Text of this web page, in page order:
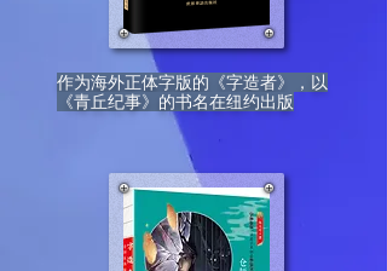
作为海外正体字版的《字造者》，以
《青丘纪事》的书名在纽约出版